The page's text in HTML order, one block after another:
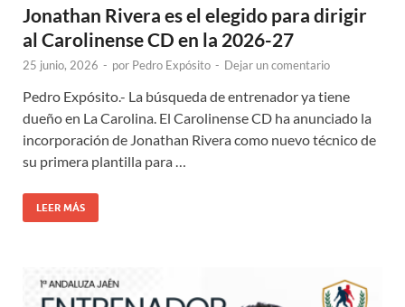
Jonathan Rivera es el elegido para dirigir
al Carolinense CD en la 2026-27
25 junio, 2026 - por Pedro Expósito - Dejar un comentario
Pedro Expósito.- La búsqueda de entrenador ya tiene
dueño en La Carolina. El Carolinense CD ha anunciado la
incorporación de Jonathan Rivera como nuevo técnico de
su primera plantilla para …
LEER MÁS